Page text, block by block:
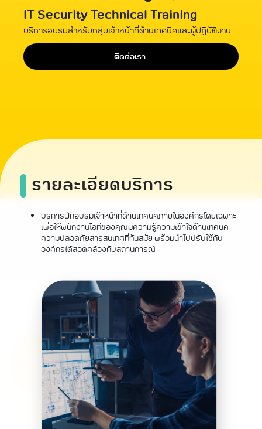
งาน
IT Security Technical Training
บริการอบรมสำหรับกลุ่มเจ้าหน้าที่ด้านเทคนิคและผู้ปฏิบัติงาน
ติดต่อเรา
รายละเอียดบริการ
บริการฝึกอบรมเจ้าหน้าที่ด้านเทคนิคภายในองค์กรโดยเฉพาะ
เพื่อให้พนักงานไอทีของคุณมีความรู้ความเข้าใจด้านเทคนิค
ความปลอดภัยสารสนเทศที่ทันสมัย พร้อมนำไปปรับใช้กับ
องค์กรได้สอดคล้องกับสถานการณ์